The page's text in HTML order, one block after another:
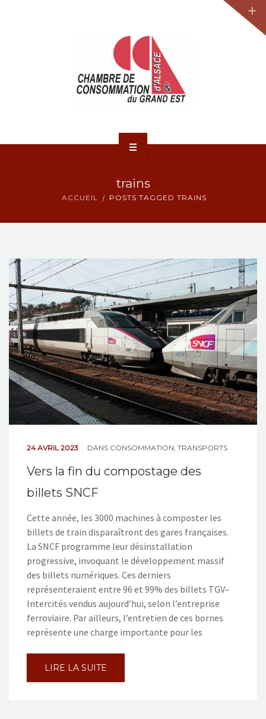
NOS ACTIONS
CONTACT
trains
ACCUEIL POSTS TAGGED TRAINS
24 AVRIL 2023 DANS CONSOMMATION TRANSPORTS
Vers la fin du compostage des
billets SNCF
Cette année, les 3000 machines à composter les
billets de train disparaîtront des gares françaises.
La SNCF programme leur désinstallation
progressive, invoquant le développement massif
des billets numériques. Ces derniers
représenteraient entre 96 et 99% des billets TGV–
Intercités vendus aujourd’hui, selon l’entreprise
ferroviaire. Par ailleurs, l’entretien de ces bornes
représente une charge importante pour les
LIRE LA SUITE